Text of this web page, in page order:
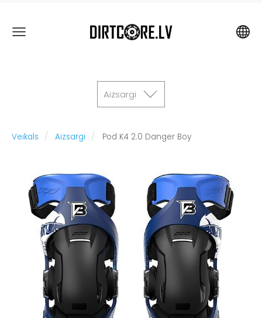
Aizsargi
Veikals Aizsargi Pod K4 2.0 Danger Boy